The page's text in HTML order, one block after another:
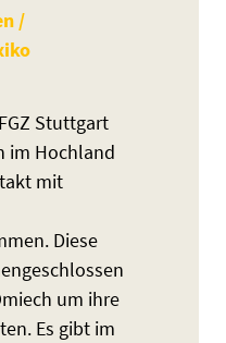
/
Stuttgart
im Hochland
mit
Diese
um ihre
Es gibt im